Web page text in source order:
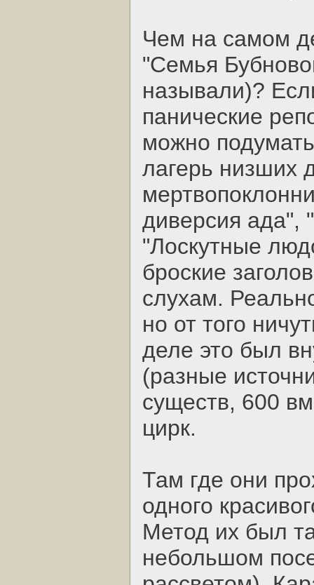
Чем на самом
"Семья
называли)?
панические
можно
лагерь низших
диверсия ада",
"Лоскутные
броские
слухам.
но от того
деле это был
(разные
существ, 600
цирк.
Там где они
одного
Метод их был
небольшом